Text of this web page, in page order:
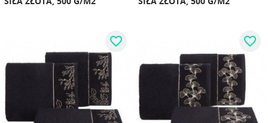
favorite_border favorite_border